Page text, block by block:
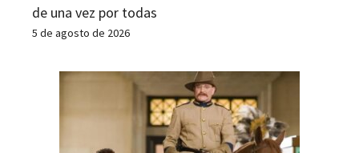
de una vez por todas
5 de agosto de 2026